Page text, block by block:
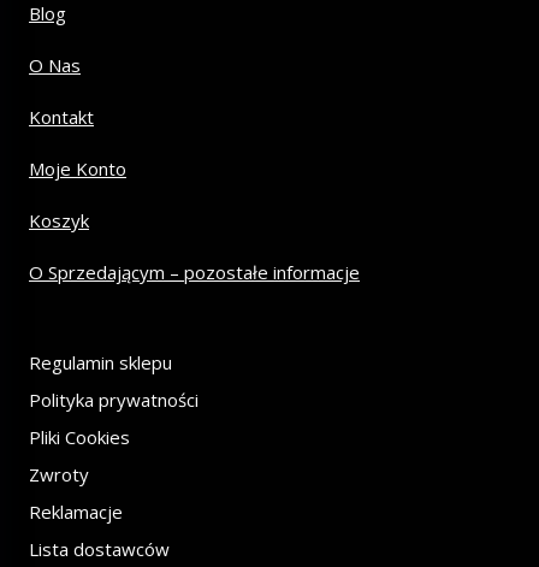
Blog
O Nas
Kontakt
Moje Konto
Koszyk
O Sprzedającym – pozostałe informacje
Regulamin sklepu
Polityka prywatności
Pliki Cookies
Zwroty
Reklamacje
Lista dostawców